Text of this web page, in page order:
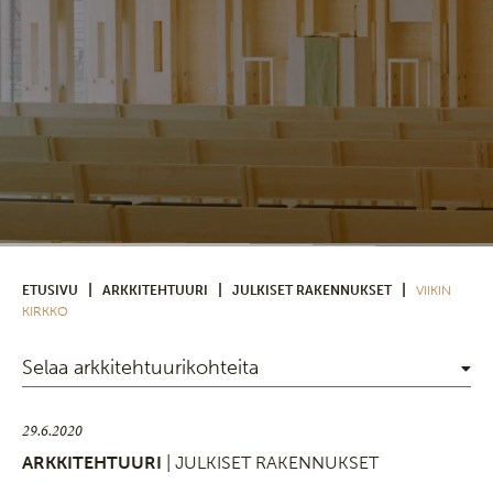
ETUSIVU ARKKITEHTUURI JULKISET RAKENNUKSET
VIIKIN
KIRKKO
Selaa arkkitehtuurikohteita
29.6.2020
ARKKITEHTUURI
| JULKISET RAKENNUKSET